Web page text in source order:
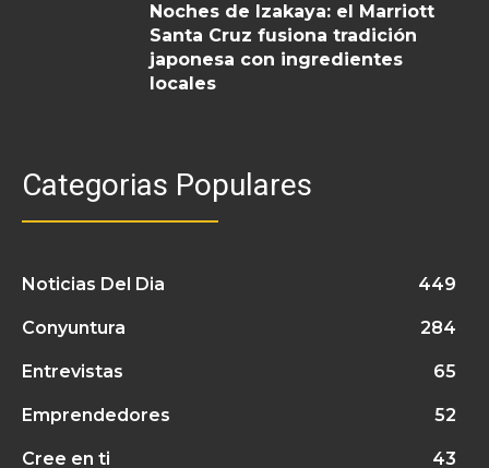
Noches de Izakaya: el Marriott
Santa Cruz fusiona tradición
japonesa con ingredientes
locales
Categorias Populares
Noticias Del Dia 449
Conyuntura 284
Entrevistas 65
Emprendedores 52
Cree en ti 43